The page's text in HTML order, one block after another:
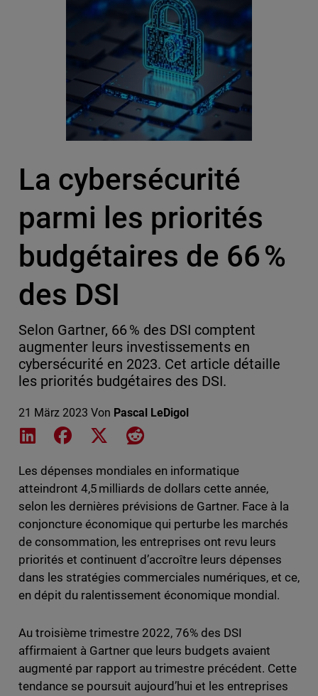
La cybersécurité
parmi les priorités
budgétaires de 66 %
des DSI
Selon Gartner, 66 % des DSI comptent
augmenter leurs investissements en
cybersécurité en 2023. Cet article détaille
les priorités budgétaires des DSI.
21 März 2023 Von Pascal LeDigol
Share on LinkedIn
Share on Facebook
Share on XShare on Reddit
Les dépenses mondiales en informatique
atteindront 4,5 milliards de dollars cette année,
selon les dernières prévisions de Gartner. Face à la
conjoncture économique qui perturbe les marchés
de consommation, les entreprises ont revu leurs
priorités et continuent d’accroître leurs dépenses
dans les stratégies commerciales numériques, et ce,
en dépit du ralentissement économique mondial.
Au troisième trimestre 2022, 76% des DSI
affirmaient à Gartner que leurs budgets avaient
augmenté par rapport au trimestre précédent. Cette
tendance se poursuit aujourd’hui et les entreprises